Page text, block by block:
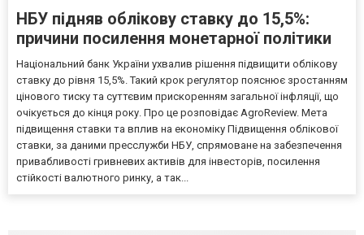
НБУ підняв облікову ставку до 15,5%:
причини посилення монетарної політики
Національний банк України ухвалив рішення підвищити облікову
ставку до рівня 15,5%. Такий крок регулятор пояснює зростанням
цінового тиску та суттєвим прискоренням загальної інфляції, що
очікується до кінця року. Про це розповідає AgroReview. Мета
підвищення ставки та вплив на економіку Підвищення облікової
ставки, за даними пресслужби НБУ, спрямоване на забезпечення
привабливості гривневих активів для інвесторів, посилення
стійкості валютного ринку, а так...